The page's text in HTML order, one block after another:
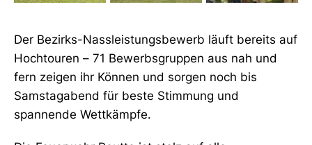
Der Bezirks-Nassleistungsbewerb läuft bereits auf
Hochtouren – 71 Bewerbsgruppen aus nah und
fern zeigen ihr Können und sorgen noch bis
Samstagabend für beste Stimmung und
spannende Wettkämpfe.